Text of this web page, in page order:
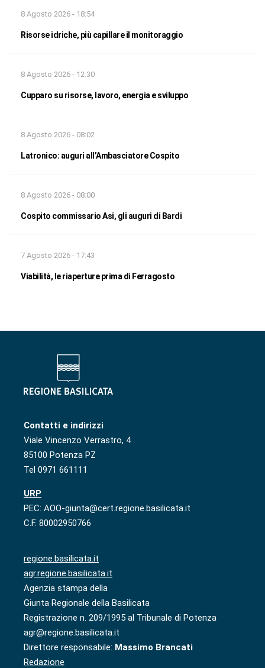
8 Agosto 2026 - 18:54
Risorse idriche, più capillare il monitoraggio
8 Agosto 2026 - 12:30
Cupparo su risorse, lavoro, energia e sviluppo
8 Agosto 2026 - 08:02
Latronico: auguri all’Ambasciatore Cospito
8 Agosto 2026 - 08:00
Cospito commissario Asi, gli auguri di Bardi
7 Agosto 2026 - 17:43
Viabilità, le riaperture prima di Ferragosto
Contatti e indirizzi
Viale Vincenzo Verrastro, 4
85100 Potenza PZ
Tel 0971 661111
URP
PEC: AOO-giunta@cert.regione.basilicata.it
C.F. 80002950766
regione.basilicata.it
agr.regione.basilicata.it
Agenzia stampa della
Giunta Regionale della Basilicata
Registrazione n. 209/1995 al Tribunale di Potenza
agr@regione.basilicata.it
Direttore responsabile: Massimo Brancati
Redazione